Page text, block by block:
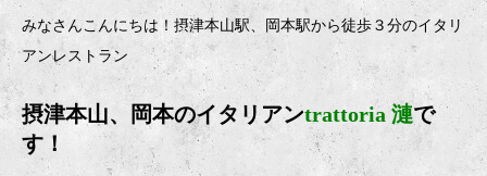
みなさんこんにちは！摂津本山駅、岡本駅から徒歩３分のイタリ
アンレストラン
摂津本山、岡本のイタリアンtrattoria 漣で
す！